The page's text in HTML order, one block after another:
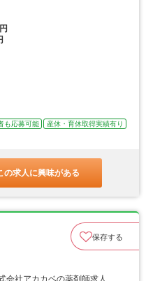
も応募可能
産休・育休取得実績有り
の求人に興味がある
保存する
社アカカベの薬剤師求人